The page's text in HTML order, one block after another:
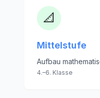
📐
Mittelstufe
Aufbau
4.–6. Klasse